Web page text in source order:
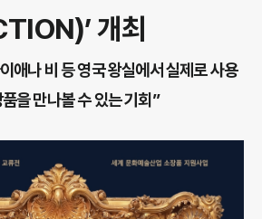
개최
애나 비 등 영국 왕실에서 실제로 사용
을 만나볼 수 있는 기회”